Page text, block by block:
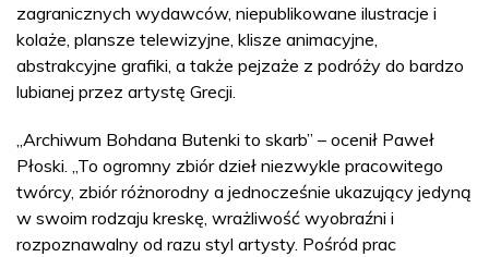
zagranicznych wydawców, niepublikowane ilustracje i
kolaże, plansze telewizyjne, klisze animacyjne,
abstrakcyjne grafiki, a także pejzaże z podróży do bardzo
lubianej przez artystę Grecji.
„Archiwum Bohdana Butenki to skarb” – ocenił Paweł
Płoski. „To ogromny zbiór dzieł niezwykle pracowitego
twórcy, zbiór różnorodny a jednocześnie ukazujący jedyną
w swoim rodzaju kreskę, wrażliwość wyobraźni i
rozpoznawalny od razu styl artysty. Pośród prac